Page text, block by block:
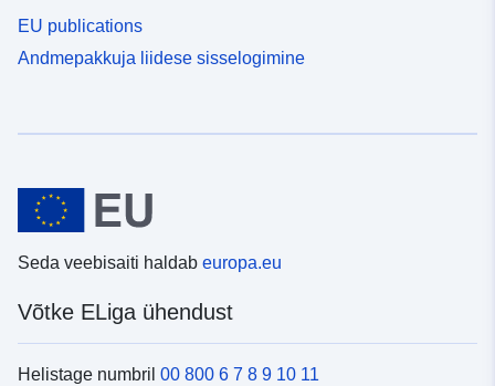
EU publications
Andmepakkuja liidese sisselogimine
Seda veebisaiti haldab europa.eu
Võtke ELiga ühendust
Helistage numbril 00 800 6 7 8 9 10 11